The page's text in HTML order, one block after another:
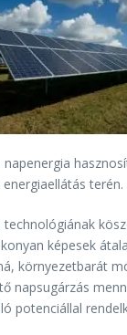
terén.
képesek
környezetbarát
napsugárzás
potenciállal